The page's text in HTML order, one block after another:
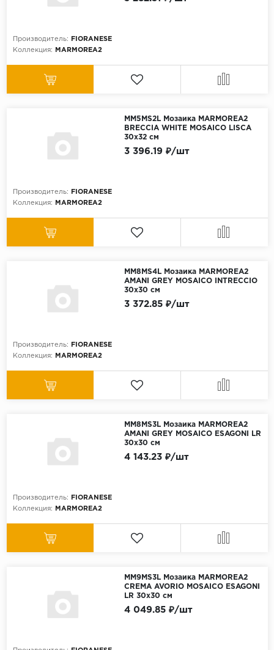
Производитель:
FIORANESE
Коллекция:
MARMOREA2
MM5MS2L Мозаика MARMOREA2
BRECCIA WHITE MOSAICO LISCA
30x32 см
Производитель:
FIORANESE
Коллекция:
MARMOREA2
3 396.19 ₽/шт
MM8MS4L Мозаика MARMOREA2
AMANI GREY MOSAICO INTRECCIO
30x30 см
Производитель:
FIORANESE
Коллекция:
MARMOREA2
3 372.85 ₽/шт
MM8MS3L Мозаика MARMOREA2
AMANI GREY MOSAICO ESAGONI LR
30x30 см
Производитель:
FIORANESE
Коллекция:
MARMOREA2
4 143.23 ₽/шт
MM9MS3L Мозаика MARMOREA2
CREMA AVORIO MOSAICO ESAGONI
LR 30x30 см
4 049.85 ₽/шт